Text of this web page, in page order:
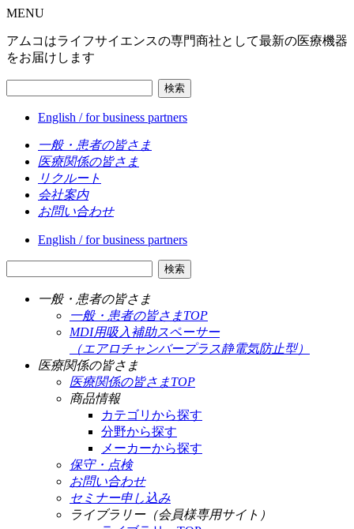
MENU
アムコはライフサイエンスの専門商社として最新の医療機器
をお届けします
検索
English / for business partners
一般・患者の皆さま
医療関係の皆さま
リクルート
会社案内
お問い合わせ
English / for business partners
検索
一般・患者の皆さま
一般・患者の皆さまTOP
MDI用吸入補助スペーサー
（エアロチャンバープラス静電気防止型）
医療関係の皆さま
医療関係の皆さまTOP
商品情報
カテゴリから探す
分野から探す
メーカーから探す
保守・点検
お問い合わせ
セミナー申し込み
ライブラリー（会員様専用サイト）